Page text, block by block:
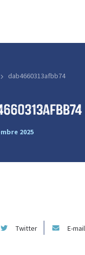
dab4660313afbb74
2025
Twitter E-mail